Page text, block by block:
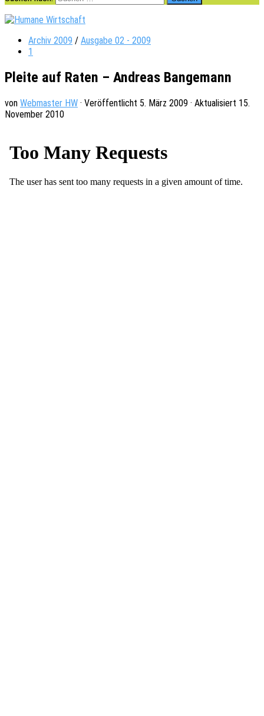
Archiv 2009 / Ausgabe 02 - 2009
1
Pleite auf Raten – Andreas Bangemann
von Webmaster HW · Veröffentlicht 5. März 2009 · Aktualisiert 15.
November 2010